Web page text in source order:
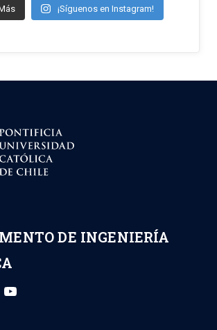
¡Síguenos en Instagram!
DE INGENIERÍA